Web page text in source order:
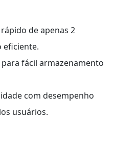
de apenas 2
eficiente.
fácil armazenamento
com desempenho
usuários.